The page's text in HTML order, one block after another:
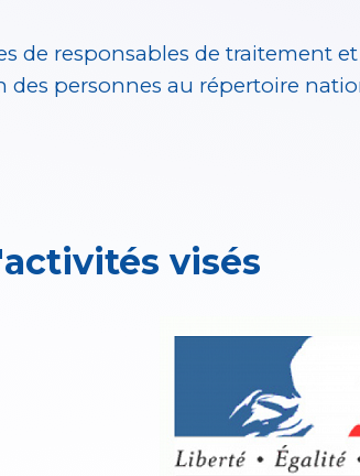
de responsables de traitement
personnes au répertoire
visés